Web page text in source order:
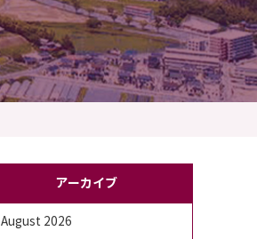
アーカイブ
August 2026